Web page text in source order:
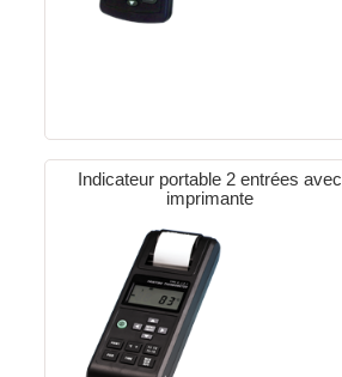
Indicateur portable 2 entrées avec
imprimante